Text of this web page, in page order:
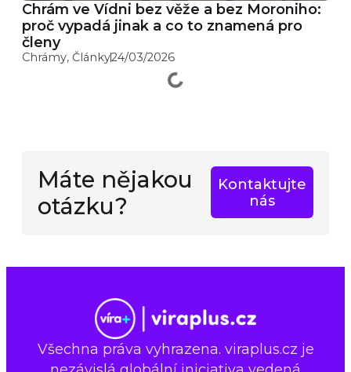
Chrám ve Vídni bez věže a bez Moroniho:
proč vypadá jinak a co to znamená pro
členy
Chrámy, Články24/03/2026
Máte nějakou
otázku?
Kontaktujte
nás
Všechna práva vyhrazena. viraplus.cz je